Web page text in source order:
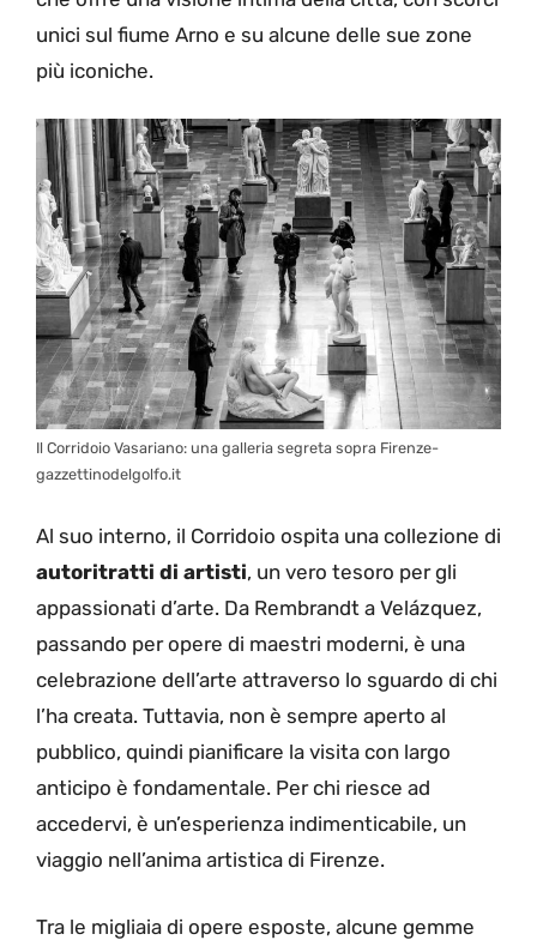
unici sul fiume Arno e su alcune delle sue zone
più iconiche.
Il Corridoio Vasariano: una galleria segreta sopra Firenze-
gazzettinodelgolfo.it
Al suo interno, il Corridoio ospita una collezione di
autoritratti di artisti, un vero tesoro per gli
appassionati d’arte. Da Rembrandt a Velázquez,
passando per opere di maestri moderni, è una
celebrazione dell’arte attraverso lo sguardo di chi
l’ha creata. Tuttavia, non è sempre aperto al
pubblico, quindi pianificare la visita con largo
anticipo è fondamentale. Per chi riesce ad
accedervi, è un’esperienza indimenticabile, un
viaggio nell’anima artistica di Firenze.
Tra le migliaia di opere esposte, alcune gemme